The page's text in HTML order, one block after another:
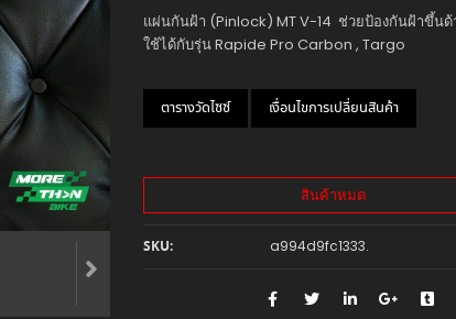
แผ่นกันฝ้า (Pinlock) MT V-14 ช่วยป้องกันฝ้าขึ้น
ใช้ได้กับรุ่น Rapide Pro Carbon , Targo
ตารางวัดไซซ์ เงื่อนไขการเปลี่ยนสินค้า
สินค้าหมด
SKU: a994d9fc1333.